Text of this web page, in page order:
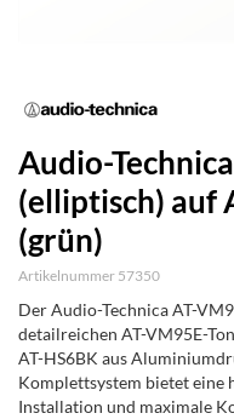
Audio-
(elliptisch) auf
(grün)
Artikelnummer 57350
Der Audio-Technica AT-
detailreichen AT-VM95E-
AT-HS6BK aus
Komplettsystem bietet eine
Installation und maximale